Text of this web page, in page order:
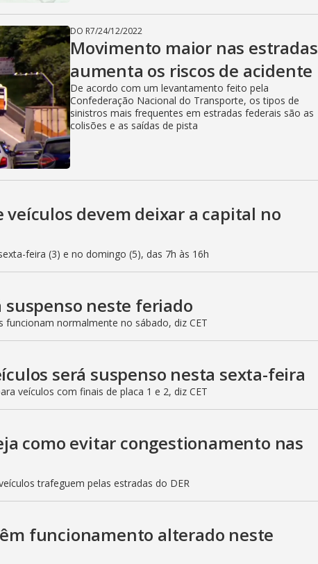
DO R7/24/12/2022
Movimento maior nas estradas
aumenta os riscos de acidente
De acordo com um levantamento feito pela
Confederação Nacional do Transporte, os tipos de
sinistros mais frequentes em estradas federais são as
colisões e as saídas de pista
veículos devem deixar a capital no
feira (3) e no domingo (5), das 7h às 16h
suspenso neste feriado
normalmente no sábado, diz CET
será suspenso nesta sexta-feira
veículos com finais de placa 1 e 2, diz CET
como evitar congestionamento nas
trafeguem pelas estradas do DER
funcionamento alterado neste